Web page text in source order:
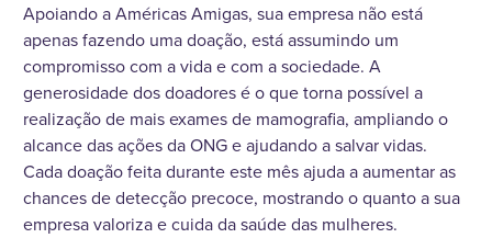
Apoiando a Américas Amigas, sua empresa não está
apenas fazendo uma doação, está assumindo um
compromisso com a vida e com a sociedade. A
generosidade dos doadores é o que torna possível a
realização de mais exames de mamografia, ampliando o
alcance das ações da ONG e ajudando a salvar vidas.
Cada doação feita durante este mês ajuda a aumentar as
chances de detecção precoce, mostrando o quanto a sua
empresa valoriza e cuida da saúde das mulheres.